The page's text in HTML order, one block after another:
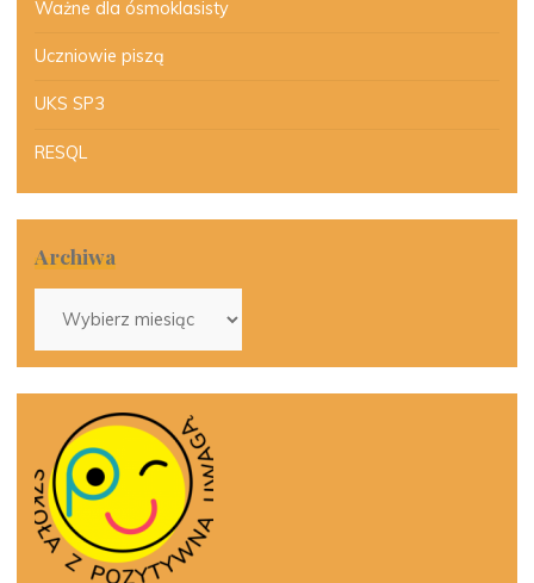
Ważne dla ósmoklasisty
Uczniowie piszą
UKS SP3
RESQL
Archiwa